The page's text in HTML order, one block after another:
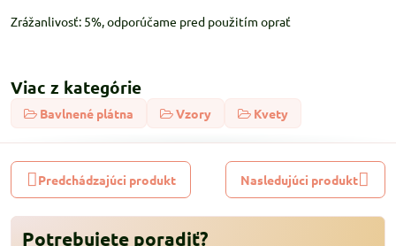
Zrážanlivosť: 5%, odporúčame pred použitím oprať
Viac z kategórie
Bavlnené plátna Vzory Kvety
Predchádzajúci produkt Nasledujúci produkt
Potrebujete poradiť?